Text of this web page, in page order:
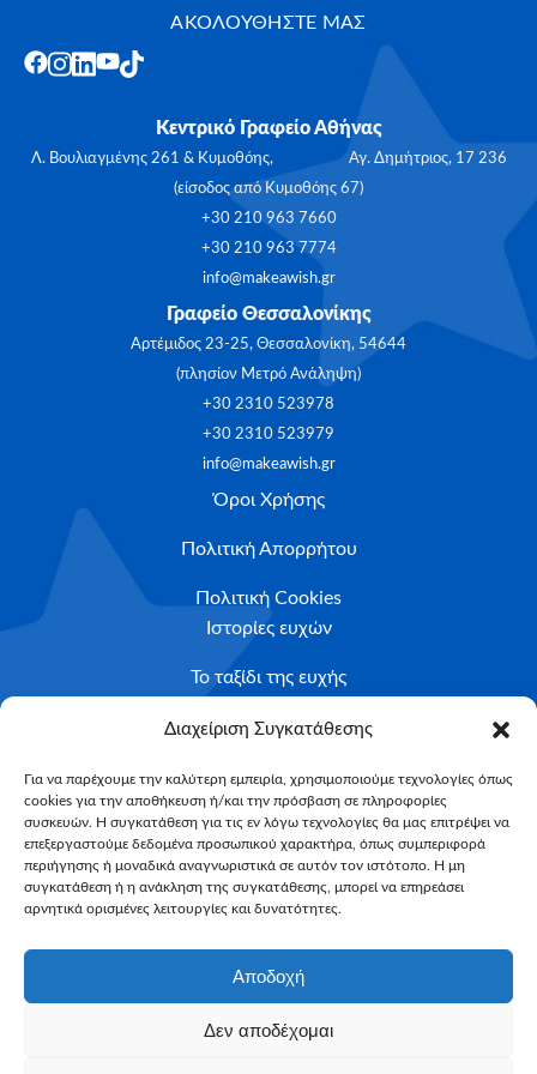
Διαχείριση Συγκατάθεσης
Για να παρέχουμε την καλύτερη εμπειρία, χρησιμοποιούμε τεχνολογίες όπως
cookies για την αποθήκευση ή/και την πρόσβαση σε πληροφορίες
συσκευών. Η συγκατάθεση για τις εν λόγω τεχνολογίες θα μας επιτρέψει να
επεξεργαστούμε δεδομένα προσωπικού χαρακτήρα, όπως συμπεριφορά
περιήγησης ή μοναδικά αναγνωριστικά σε αυτόν τον ιστότοπο. Η μη
συγκατάθεση ή η ανάκληση της συγκατάθεσης, μπορεί να επηρεάσει
αρνητικά ορισμένες λειτουργίες και δυνατότητες.
Αποδοχή
Δεν αποδέχομαι
ΑΚΟΛΟΥΘΗΣΤΕ ΜΑΣ
Κεντρικό Γραφείο Αθήνας
Λ. Βουλιαγμένης 261 & Κυμοθόης, Αγ. Δημήτριος, 17 236
(είσοδος από Κυμοθόης 67)
+30 210 963 7660
+30 210 963 7774
info@makeawish.gr
Γραφείο Θεσσαλονίκης
Αρτέμιδος 23-25, Θεσσαλονίκη, 54644
(πλησίον Μετρό Ανάληψη)
+30 2310 523978
+30 2310 523979
info@makeawish.gr
Όροι Χρήσης
Πολιτική Απορρήτου
Πολιτική Cookies
Ιστορίες ευχών
Το ταξίδι της ευχής
Κριτήρια Καταλληλότητας
Υποβολή Αιτήματος
NEWSLETTER
Email*